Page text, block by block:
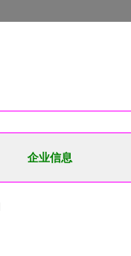
企业信息